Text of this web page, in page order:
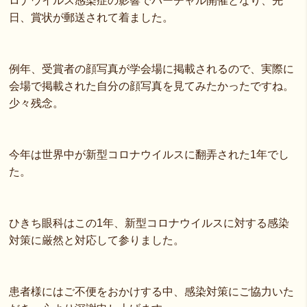
日、賞状が郵送されて着ました。
例年、受賞者の顔写真が学会場に掲載されるので、実際に
会場で掲載された自分の顔写真を見てみたかったですね。
少々残念。
今年は世界中が新型コロナウイルスに翻弄された1年でし
た。
ひきち眼科はこの1年、新型コロナウイルスに対する感染
対策に厳然と対応して参りました。
患者様にはご不便をおかけする中、感染対策にご協力いた